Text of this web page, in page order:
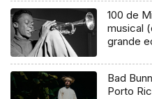
100 de
musical
grande
Bad
Porto